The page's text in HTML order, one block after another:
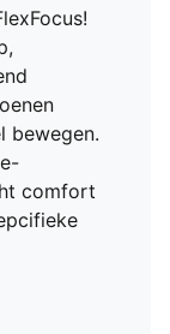
bewegen.
comfort